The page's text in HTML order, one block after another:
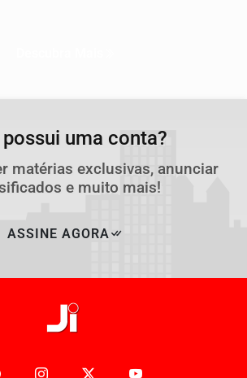
uma conta?
matérias exclusivas, anunciar
e muito mais!
ASSINE AGORA